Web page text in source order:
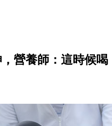
營養師：這時候喝